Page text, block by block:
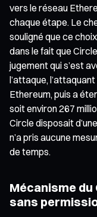
vers le réseau
chaque étape. Le
souligné que ce
dans le fait que
jugement qui s’est
l’attaque,
Ethereum, puis a
soit environ 267
Circle disposait
n’a pris aucune
de temps.
Mécanisme du
sans